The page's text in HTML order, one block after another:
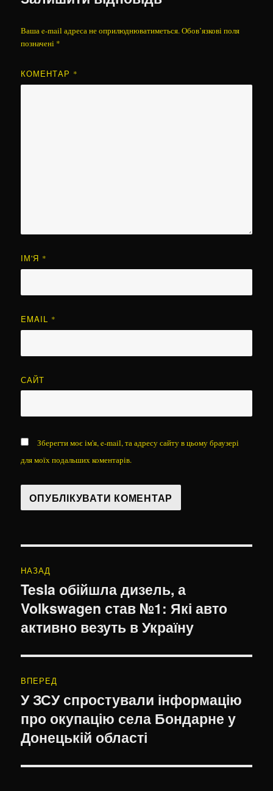
Ваша e-mail адреса не оприлюднюватиметься.Обов’язкові поля
позначені *
КОМЕНТАР *
ІМ'Я *
EMAIL *
САЙТ
Зберегти моє ім'я, e-mail, та адресу сайту в цьому браузері
для моїх подальших коментарів.
записів
НАЗАД
Попередній
запис:
Tesla обійшла дизель, а
Volkswagen став №1: Які авто
активно везуть в Україну
ВПЕРЕД
Наступний
запис:
У ЗСУ спростували інформацію
про окупацію села Бондарне у
Донецькій області